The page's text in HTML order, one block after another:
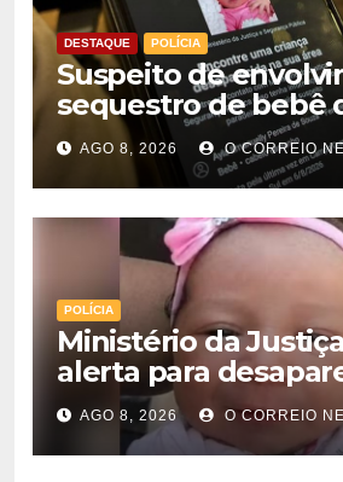
DESTAQUE POLÍCIA
Suspeito de
sequestro de bebê
é preso na Capital
AGO 8, 2026 O CORREIO
POLÍCIA
Ministério da
alerta para
de bebê de 28 dias
polícia apura
sequestro
AGO 8, 2026 O CORREIO